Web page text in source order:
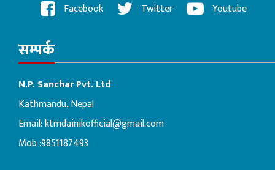
Facebook Twitter Youtube
सम्पर्क
N.P. Sanchar Pvt. Ltd
Kathmandu, Nepal
Email:ktmdainikofficial@gmail.com
Mob :9851187493